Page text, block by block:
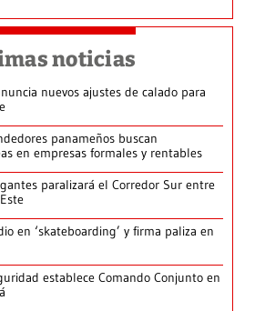
noticias
nuevos ajustes de calado para
panameños buscan
en empresas formales y rentables
paralizará el Corredor Sur entre
en ‘skateboarding’ y firma paliza en
establece Comando Conjunto en